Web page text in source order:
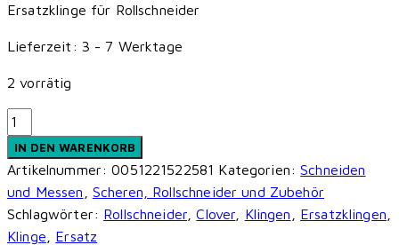
Ersatzklinge für Rollschneider
Lieferzeit: 3 - 7 Werktage
2 vorrätig
45mm
Ersatzklinge
für
Clover
Rollschneider
Menge
IN DEN WARENKORB
Artikelnummer:0051221522581 Kategorien:Schneiden
und Messen
Scheren, Rollschneider und Zubehör
Schlagwörter: Rollschneider ,Clover Klingen Ersatzklingen
Klinge
Ersatz